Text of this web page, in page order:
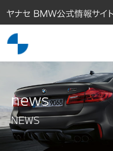
news
NEWS